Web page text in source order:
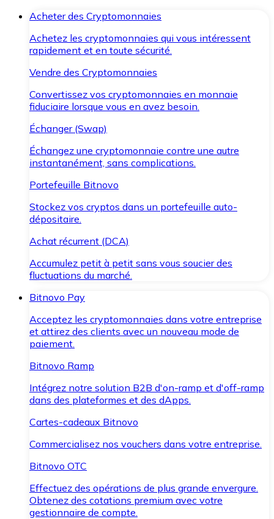
Acheter des Cryptomonnaies
Achetez les cryptomonnaies qui vous intéressent
rapidement et en toute sécurité.
Vendre des Cryptomonnaies
Convertissez vos cryptomonnaies en monnaie
fiduciaire lorsque vous en avez besoin.
Échanger (Swap)
Échangez une cryptomonnaie contre une autre
instantanément, sans complications.
Portefeuille Bitnovo
Stockez vos cryptos dans un portefeuille auto-
dépositaire.
Achat récurrent (DCA)
Accumulez petit à petit sans vous soucier des
fluctuations du marché.
Bitnovo Pay
Acceptez les cryptomonnaies dans votre entreprise
et attirez des clients avec un nouveau mode de
paiement.
Bitnovo Ramp
Intégrez notre solution B2B d'on-ramp et d'off-ramp
dans des plateformes et des dApps.
Cartes-cadeaux Bitnovo
Commercialisez nos vouchers dans votre entreprise.
Bitnovo OTC
Effectuez des opérations de plus grande envergure.
Obtenez des cotations premium avec votre
gestionnaire de compte.